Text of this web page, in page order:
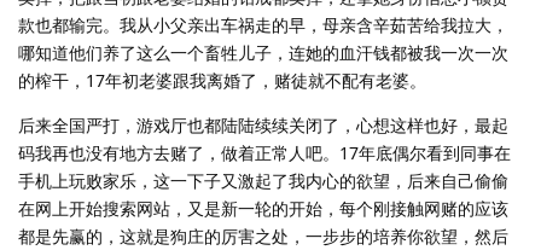
款也都输完。我从小父亲出车祸走的早，母亲含辛茹苦给我拉大，
哪知道他们养了这么一个畜牲儿子，连她的血汗钱都被我一次一次
的榨干，17年初老婆跟我离婚了，赌徒就不配有老婆。
后来全国严打，游戏厅也都陆陆续续关闭了，心想这样也好，最起
码我再也没有地方去赌了，做着正常人吧。17年底偶尔看到同事在
手机上玩败家乐，这一下子又激起了我内心的欲望，后来自己偷偷
在网上开始搜索网站，又是新一轮的开始，每个刚接触网赌的应该
都是先赢的，这就是狗庄的厉害之处，一步步的培养你欲望，然后